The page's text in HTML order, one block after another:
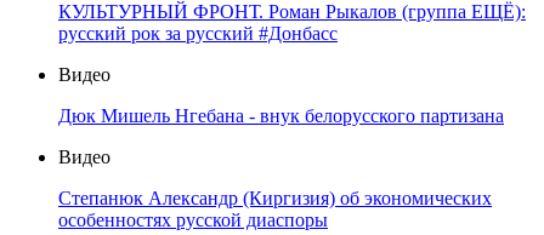
КУЛЬТУРНЫЙ ФРОНТ. Роман Рыкалов (группа ЕЩЁ):
русский рок за русский #Донбасс
Видео
Дюк Мишель Нгебана - внук белорусского партизана
Видео
Степанюк Александр (Киргизия) об экономических
особенностях русской диаспоры